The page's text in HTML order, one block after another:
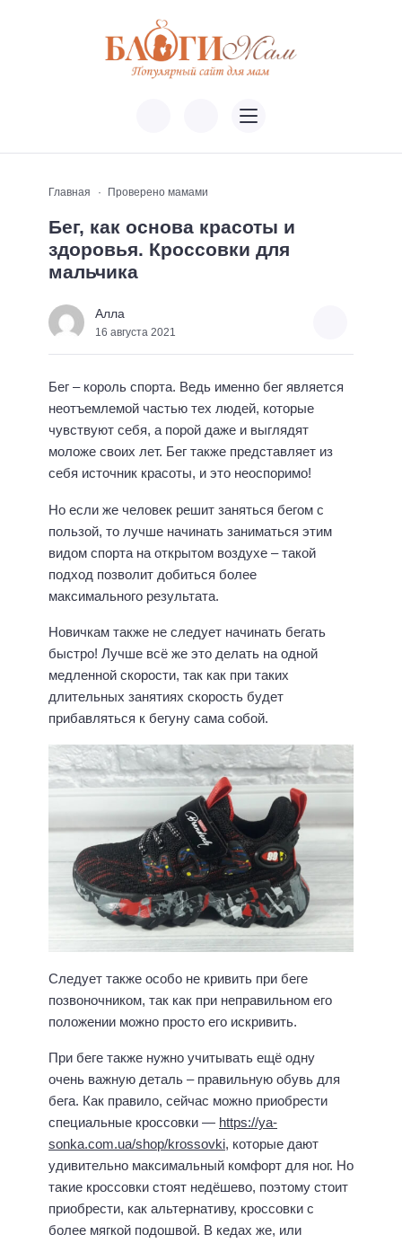
Главная Проверено мамами
Бег, как основа красоты и
здоровья. Кроссовки для
мальчика
Алла
16 августа 2021
Бег – король спорта. Ведь именно бег является
неотъемлемой частью тех людей, которые
чувствуют себя, а порой даже и выглядят
моложе своих лет. Бег также представляет из
себя источник красоты, и это неоспоримо!
Но если же человек решит заняться бегом с
пользой, то лучше начинать заниматься этим
видом спорта на открытом воздухе – такой
подход позволит добиться более
максимального результата.
Новичкам также не следует начинать бегать
быстро! Лучше всё же это делать на одной
медленной скорости, так как при таких
длительных занятиях скорость будет
прибавляться к бегуну сама собой.
Следует также особо не кривить при беге
позвоночником, так как при неправильном его
положении можно просто его искривить.
При беге также нужно учитывать ещё одну
очень важную деталь – правильную обувь для
бега. Как правило, сейчас можно приобрести
специальные кроссовки — https://ya-
sonka.com.ua/shop/krossovki, которые дают
удивительно максимальный комфорт для ног. Но
такие кроссовки стоят недёшево, поэтому стоит
приобрести, как альтернативу, кроссовки с
более мягкой подошвой. В кедах же, или